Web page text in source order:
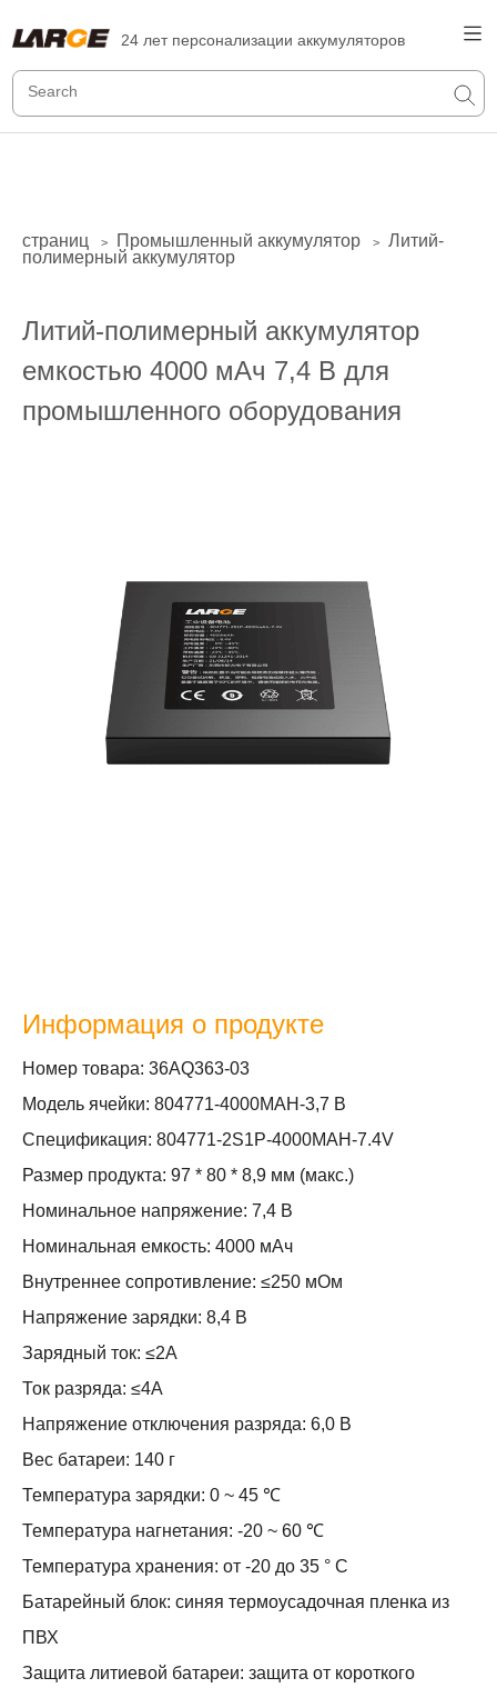
24 лет персонализации аккумуляторов
страниц > Промышленный аккумулятор >
Литий-
полимерный аккумулятор
Литий-полимерный аккумулятор
емкостью 4000 мАч 7,4 В для
промышленного оборудования
Информация о продукте
Номер товара: 36AQ363-03
Модель ячейки: 804771-4000MAH-3,7 В
Спецификация: 804771-2S1P-4000MAH-7.4V
Размер продукта: 97 * 80 * 8,9 мм (макс.)
Номинальное напряжение: 7,4 В
Номинальная емкость: 4000 мАч
Внутреннее сопротивление: ≤250 мОм
Напряжение зарядки: 8,4 В
Зарядный ток: ≤2А
Ток разряда: ≤4А
Напряжение отключения разряда: 6,0 В
Вес батареи: 140 г
Температура зарядки: 0 ~ 45 ℃
Температура нагнетания: -20 ~ 60 ℃
Температура хранения: от -20 до 35 ° C
Батарейный блок: синяя термоусадочная пленка из
ПВХ
Защита литиевой батареи: защита от короткого